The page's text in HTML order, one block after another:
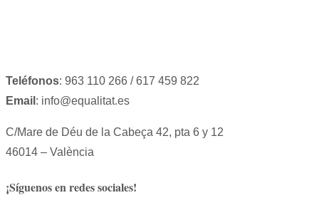
Teléfonos: 963 110 266 / 617 459 822
Email : info@equalitat.es
C/Mare de Déu de la Cabeça 42, pta 6 y 12
46014 – València
¡Síguenos en redes sociales!